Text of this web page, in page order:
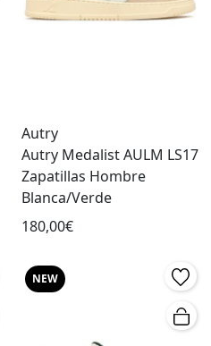
Autry
Autry Medalist AULM LS17
Zapatillas Hombre
Blanca/Verde
180,00€
NEW